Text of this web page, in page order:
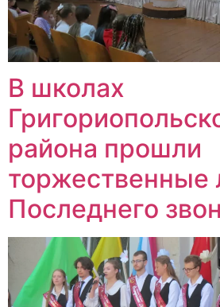
В школах
района прошли
торжественные
Последнего